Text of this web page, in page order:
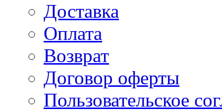
Доставка
Оплата
Возврат
Договор оферты
Пользовательское